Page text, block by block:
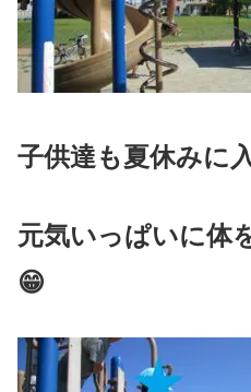
子供達も夏休みに
元気いっぱいに体
😁